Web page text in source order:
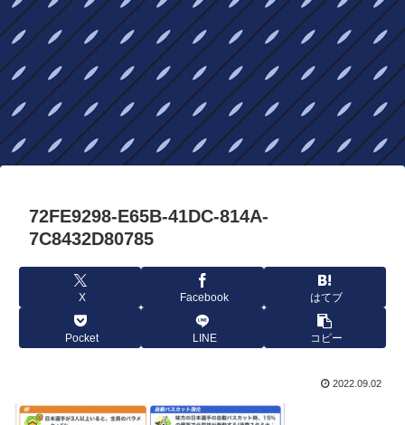
72FE9298-E65B-41DC-814A-
7C8432D80785
X Facebook はてブ
Pocket LINE コピー
2022.09.02